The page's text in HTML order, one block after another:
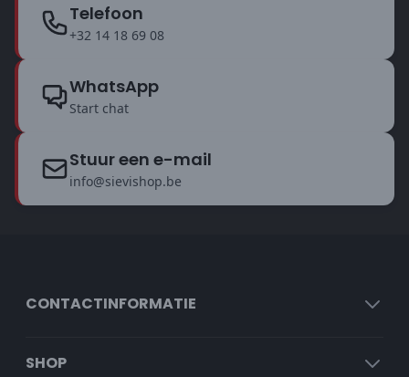
Telefoon
+32 14 18 69 08
WhatsApp
Start chat
Stuur een e-mail
info@sievishop.be
CONTACTINFORMATIE
SHOP